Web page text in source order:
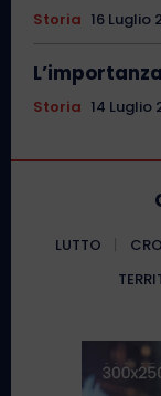
Storia 16 Luglio
Storia 14 Luglio
LUTTO